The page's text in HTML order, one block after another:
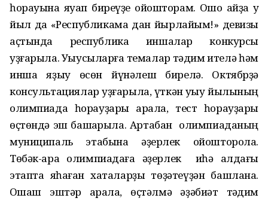
һорауына яуап биреүҙе ойошторам. Ошо айҙа уҡ
йыл да «Республикама дан йырлайым!» девизы
аҫтында республика иншалар конкурсы
уҙғарыла. Уҡыусыларға темалар тәҡдим ителә һәм
инша яҙыу өсөн йүнәлеш бирелә. Октябрҙә
консультациялар уҙғарыла, үткән уҡыу йылының
олимпиада һорауҙары ҡарала, тест һорауҙары
өҫтөндә эш башҡарыла. Артабан олимпиаданың
муниципаль этабына әҙерлек ойошторола.
Төбәк-ара олимпиадаға әҙерлек иһә алдағы
этапта яһаған хаталарҙы төҙәтеүҙән башлана.
Оҡшаш эштәр ҡарала, өҫтәлмә әҙәбиәт тәҡдим